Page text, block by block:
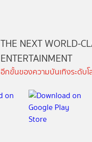
THE NEXT WORLD-
ENTERTAINMENT
อีกขั้นของความบันเทิงระดับ